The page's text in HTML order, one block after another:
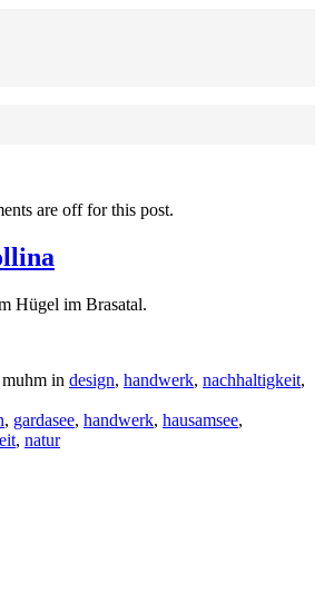
are off for this post.
Hügel im Brasatal.
in design, handwerk, nachhaltigkeit,
, gardasee, handwerk, hausamsee,
, natur